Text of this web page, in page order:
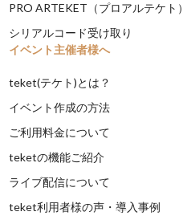
PRO ARTEKET（プロアルテケト）
シリアルコード受け取り
イベント主催者様へ
teket(テケト)とは？
イベント作成の方法
ご利用料金について
teketの機能ご紹介
ライブ配信について
teket利用者様の声・導入事例